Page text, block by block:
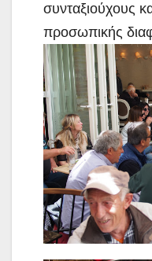
συνταξιούχους
προσωπικής